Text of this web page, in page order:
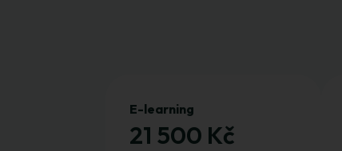
E-learning
21 500 Kč